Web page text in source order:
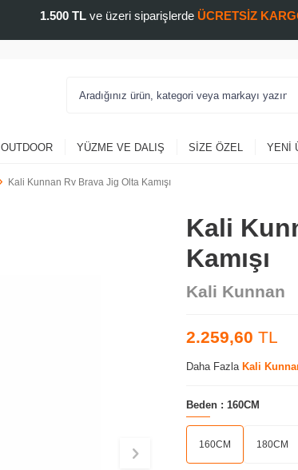
1.500 TLve üzeri siparişlerde ÜCRETSİZ
OUTDOOR YÜZME VE DALIŞ SIZE ÖZEL YENI
Kali Kunnan Rv Brava Jig Olta Kamışı
Kali
Kamışı
Kali Kunnan
2.259,60 TL
Daha Fazla Kali
Beden : 160CM
160CM 180CM